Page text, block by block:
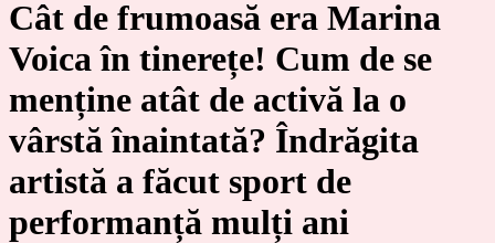
Cât de frumoasă era Marina
Voica în tinerețe! Cum de se
menține atât de activă la o
vârstă înaintată? Îndrăgita
artistă a făcut sport de
performanță mulți ani